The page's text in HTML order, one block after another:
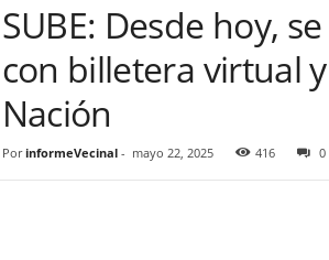
SUBE: Desde hoy,
con billetera virtual
Nación
Por informeVecinal- mayo 22, 2025 416 0